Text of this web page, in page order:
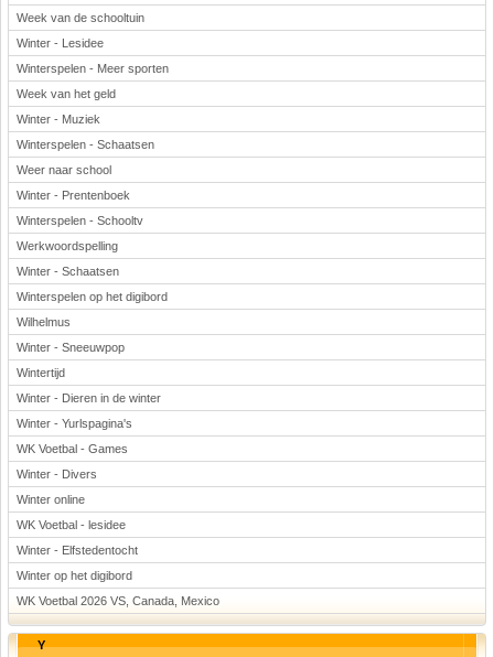
Week van de schooltuin
Winter - Lesidee
Winterspelen - Meer sporten
Week van het geld
Winter - Muziek
Winterspelen - Schaatsen
Weer naar school
Winter - Prentenboek
Winterspelen - Schooltv
Werkwoordspelling
Winter - Schaatsen
Winterspelen op het digibord
Wilhelmus
Winter - Sneeuwpop
Wintertijd
Winter - Dieren in de winter
Winter - Yurlspagina's
WK Voetbal - Games
Winter - Divers
Winter online
WK Voetbal - lesidee
Winter - Elfstedentocht
Winter op het digibord
WK Voetbal 2026 VS, Canada, Mexico
Y